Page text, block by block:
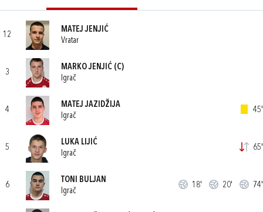
12
MATEJ JENJIĆ
Vratar
3
MARKO JENJIĆ (C)
Igrač
4
MATEJ JAZIDŽIJA
Igrač
45'
5
LUKA LIJIĆ
Igrač
65'
6
TONI BULJAN
Igrač
18' 20' 74'